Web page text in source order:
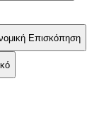
Επισκόπηση